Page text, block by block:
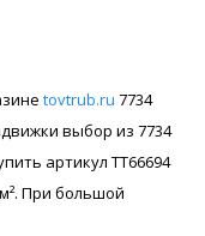
tovtrub.ru 7734
выбор из 7734
артикул ТТ66694
При большой